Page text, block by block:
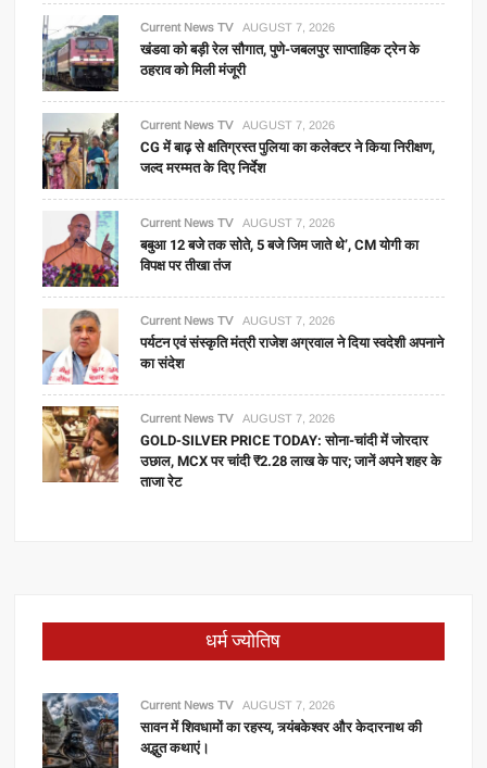
Current News TV AUGUST 7, 2026
खंडवा को बड़ी रेल सौगात, पुणे-जबलपुर साप्ताहिक ट्रेन के
ठहराव को मिली मंजूरी
Current News TV AUGUST 7, 2026
CG में बाढ़ से क्षतिग्रस्त पुलिया का कलेक्टर ने किया निरीक्षण,
जल्द मरम्मत के दिए निर्देश
Current News TV AUGUST 7, 2026
बबुआ 12 बजे तक सोते, 5 बजे जिम जाते थे’, CM योगी का
विपक्ष पर तीखा तंज
Current News TV AUGUST 7, 2026
पर्यटन एवं संस्कृति मंत्री राजेश अग्रवाल ने दिया स्वदेशी अपनाने
का संदेश
Current News TV AUGUST 7, 2026
GOLD-SILVER PRICE TODAY: सोना-चांदी में जोरदार
उछाल, MCX पर चांदी ₹2.28 लाख के पार; जानें अपने शहर के
ताजा रेट
धर्म ज्योतिष
Current News TV AUGUST 7, 2026
सावन में शिवधामों का रहस्य, त्र्यंबकेश्वर और केदारनाथ की
अद्भुत कथाएं।